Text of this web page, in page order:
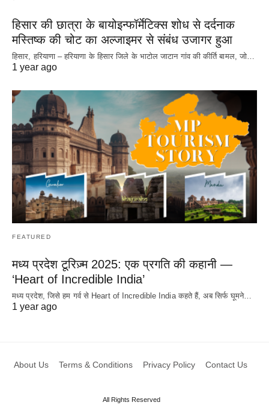
हिसार की छात्रा के बायोइन्फॉर्मेटिक्स शोध से दर्दनाक
मस्तिष्क की चोट का अल्जाइमर से संबंध उजागर हुआ
हिसार, हरियाणा – हरियाणा के हिसार जिले के भाटोल जाटान गांव की कीर्ति बामल, जो…
1 year ago
FEATURED
मध्य प्रदेश टूरिज़्म 2025: एक प्रगति की कहानी —
‘Heart of Incredible India’
मध्य प्रदेश, जिसे हम गर्व से Heart of Incredible India कहते हैं, अब सिर्फ घूमने…
1 year ago
About Us Terms & Conditions Privacy Policy Contact Us
All Rights Reserved